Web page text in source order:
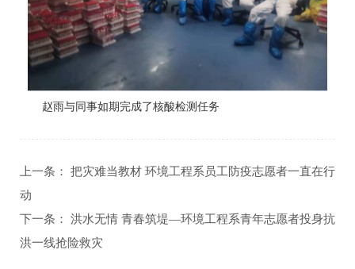
赵雨与同事如期完成了核酸检测任务
上一条： 把灾难当教材 环境工程系员工防疫志愿者一直在行
动
下一条： 洪水无情 青春筑堤—环境工程系青年志愿者投身抗
洪一线抢险救灾